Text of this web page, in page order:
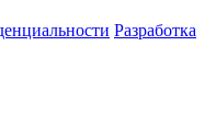
Разработка